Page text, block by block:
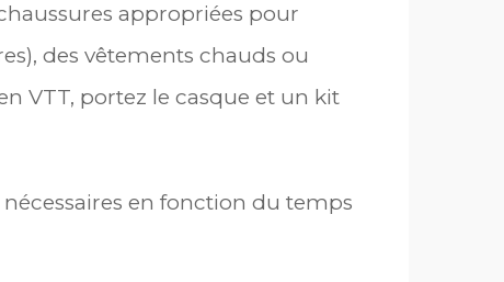
appropriées pour
des vêtements chauds ou
VTT, portez le casque et un kit
nécessaires en fonction du temps